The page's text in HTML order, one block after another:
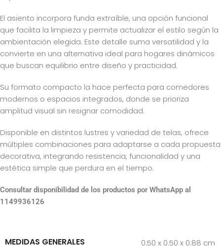
El asiento incorpora funda extraíble, una opción funcional
que facilita la limpieza y permite actualizar el estilo según la
ambientación elegida. Este detalle suma versatilidad y la
convierte en una alternativa ideal para hogares dinámicos
que buscan equilibrio entre diseño y practicidad.
Su formato compacto la hace perfecta para comedores
modernos o espacios integrados, donde se prioriza
amplitud visual sin resignar comodidad.
Disponible en distintos lustres y variedad de telas, ofrece
múltiples combinaciones para adaptarse a cada propuesta
decorativa, integrando resistencia, funcionalidad y una
estética simple que perdura en el tiempo.
Consultar disponibilidad de los productos por WhatsApp al
1149936126
MEDIDAS GENERALES 0.50 x 0.50 x 0.88 cm